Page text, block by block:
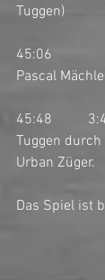
Tuggen)
45:06		2 Minutenstrafe für
Pascal
45:48	3:4	Tor für Rolling Stoned
Tuggen durch
Urban Züger.
Das Spiel ist